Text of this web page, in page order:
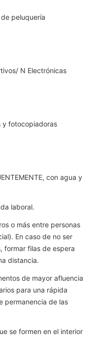
peluquería
N Electrónicas
y fotocopiadoras
con agua y
laboral.
o más entre personas
En caso de no ser
formar filas de espera
distancia.
de mayor afluencia
para una rápida
permanencia de las
se formen en el interior